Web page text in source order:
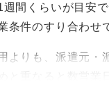
間くらいが目安
条件のすり合わせ
よりも、派遣元・
と重なると数営業